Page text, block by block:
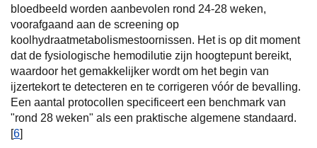
bloedbeeld worden aanbevolen rond 24-28 weken,
voorafgaand aan de screening op
koolhydraatmetabolismestoornissen. Het is op dit moment
dat de fysiologische hemodilutie zijn hoogtepunt bereikt,
waardoor het gemakkelijker wordt om het begin van
ijzertekort te detecteren en te corrigeren vóór de bevalling.
Een aantal protocollen specificeert een benchmark van
"rond 28 weken" als een praktische algemene standaard.
[6]